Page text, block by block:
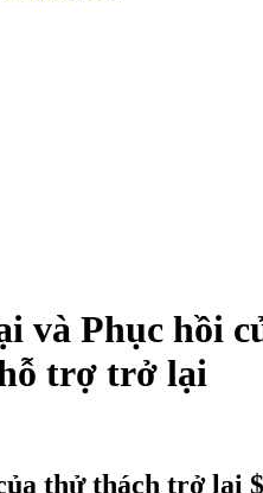
và Phục hồi
trợ trở lại
thử thách trở lại